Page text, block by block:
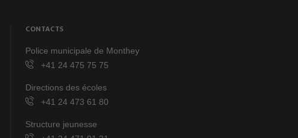
CONTACTS
Police municipale de Monthey
+41 24 475 75 75
Directions des écoles
+41 24 473 61 80
Structure jeunesse